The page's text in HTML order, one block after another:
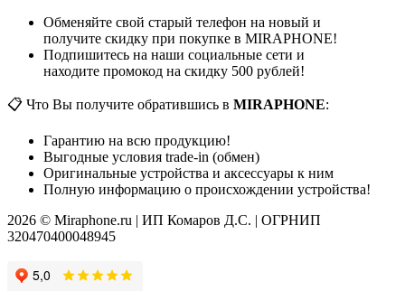
Обменяйте свой старый телефон на новый и
получите скидку при покупке в MIRAPHONE!
Подпишитесь на наши социальные сети и
находите промокод на скидку 500 рублей!
📋 Что Вы получите обратившись в MIRAPHONE:
Гарантию на всю продукцию!
Выгодные условия trade-in (обмен)
Оригинальные устройства и аксессуары к ним
Полную информацию о происхождении устройства!
2026 © Miraphone.ru | ИП Комаров Д.С. | ОГРНИП
320470400048945